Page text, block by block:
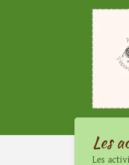
Les
Les